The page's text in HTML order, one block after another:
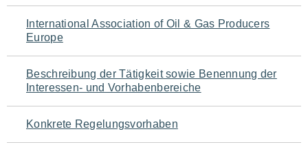
Navigation
für
den
Seiteninhalt
International Association of Oil & Gas Producers
Europe
Beschreibung der Tätigkeit sowie Benennung der
Interessen- und Vorhabenbereiche
Konkrete Regelungsvorhaben